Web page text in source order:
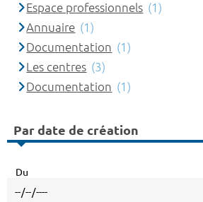
Espace professionnels (1)
Annuaire (1)
Documentation (1)
Les centres (3)
Documentation (1)
Par date de création
Du